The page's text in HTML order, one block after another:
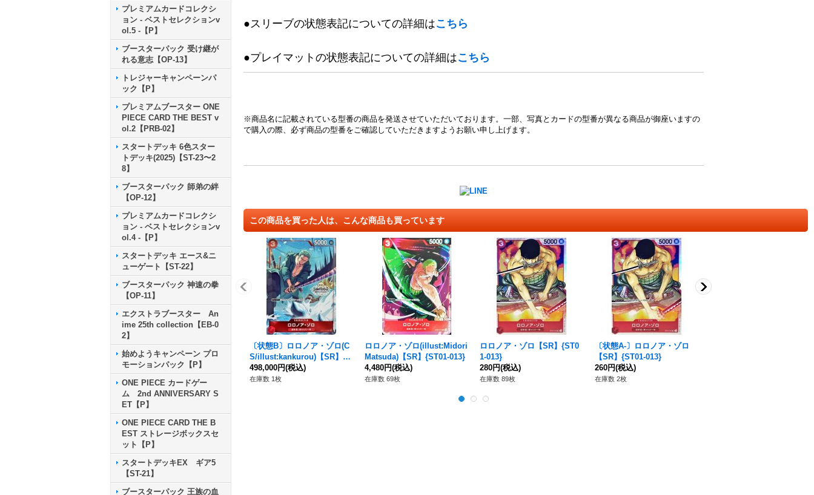
プレミアムカードコレクシ
ョン - ベストセレクションv
ol.5 -【P】
ブースターパック 受け継が
れる意志【OP-13】
トレジャーキャンペーンパ
ック【P】
プレミアムブースター ONE
PIECE CARD THE BEST v
ol.2【PRB-02】
スタートデッキ 6色スター
トデッキ(2025)【ST-23〜2
8】
ブースターパック 師弟の絆
【OP-12】
プレミアムカードコレクシ
ョン - ベストセレクションv
ol.4 -【P】
スタートデッキ エース&ニ
ューゲート【ST-22】
ブースターパック 神速の拳
【OP-11】
エクストラブースター An
ime 25th collection【EB-0
2】
始めようキャンペーン プロ
モーションパック【P】
ONE PIECE カードゲー
ム 2nd ANNIVERSARY S
ET【P】
ONE PIECE CARD THE B
EST ストレージボックスセ
ット【P】
スタートデッキEX ギア5
【ST-21】
ブースターパック 王族の血
●スリーブの状態表記についての詳細はこちら
●プレイマットの状態表記についての詳細はこちら
※商品名に記載されている型番の商品を発送させていただいております。一部、写真とカードの型番が異なる商品が御座いますの
で購入の際、必ず商品の型番をご確認していただきますようお願い申し上げます。
この商品を買った人は、こんな商品も買っています
〔状態B〕ロロノア・ゾロ(C
S/illust:kankurou)【SR】{S
T01-013}
498,000円(税込)
在庫数 1枚
ロロノア・ゾロ(illust:Midori
Matsuda)【SR】{ST01-013}
4,480円(税込)
在庫数 69枚
ロロノア・ゾロ【SR】{ST0
1-013}
280円(税込)
在庫数 89枚
〔状態A-〕ロロノア・ゾロ
【SR】{ST01-013}
260円(税込)
在庫数 2枚